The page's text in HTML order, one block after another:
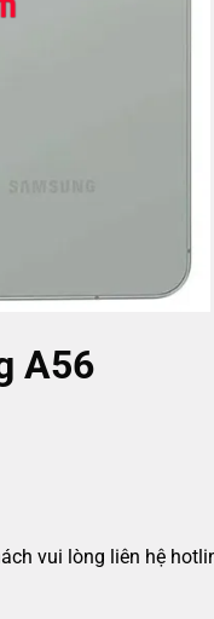
A56
vui lòng liên hệ